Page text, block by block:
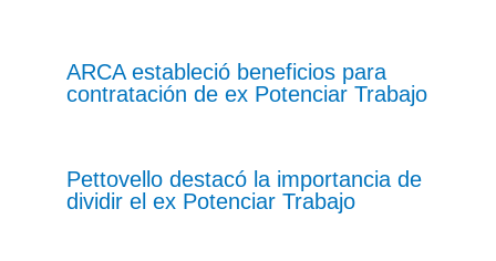
ARCA estableció beneficios para
contratación de ex Potenciar Trabajo
Pettovello destacó la importancia de
dividir el ex Potenciar Trabajo